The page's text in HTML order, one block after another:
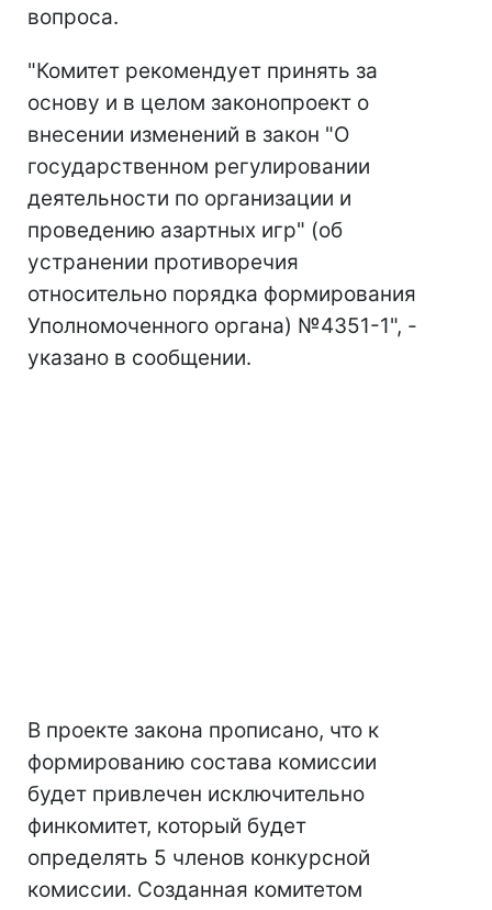
вопроса.
"Комитет рекомендует принять за
основу и в целом законопроект о
внесении изменений в закон "О
государственном регулировании
деятельности по организации и
проведению азартных игр" (об
устранении противоречия
относительно порядка формирования
Уполномоченного органа) №4351-1", -
указано в сообщении.
В проекте закона прописано, что к
формированию состава комиссии
будет привлечен исключительно
финкомитет, который будет
определять 5 членов конкурсной
комиссии. Созданная комитетом